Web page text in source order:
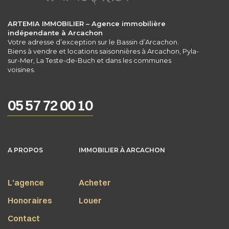
ARTEMIA IMMOBILIER – Agence immobilière
indépendante à Arcachon
Votre adresse d’exception sur le Bassin d’Arcachon.
Biens à vendre et locations saisonnières à Arcachon, Pyla-
sur-Mer, La Teste-de-Buch et dans les communes
voisines.
05 57 72 00 10
A PROPOS
L'agence
Honoraires
Contact
IMMOBILIER À ARCACHON
Acheter
Louer